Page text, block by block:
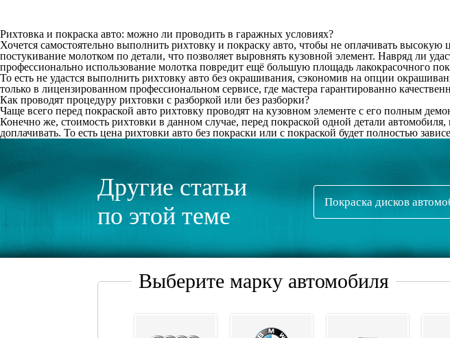
Рихтовка и покраска авто: можно ли проводить в гаражных условиях?
Хочется самостоятельно выполнить рихтовку и покраску авто, чтобы не оплачивать высокую
постукивание молотком по детали, что позволяет выровнять кузовной элемент. Навряд ли
профессионально использование молотка повредит ещё большую площадь лакокрасочного
То есть не удастся выполнить рихтовку авто без окрашивания, сэкономив на опции
только в лицензированном профессиональном сервисе, где мастера гарантированно
Как проводят процедуру рихтовки с разборкой или без разборки?
Чаще всего перед покраской авто рихтовку проводят на кузовном элементе с его полным
Конечно же, стоимость рихтовки в данном случае, перед покраской одной детали
доплачивать. То есть цена рихтовки авто без покраски или с покраской будет полностью
Другие статьи
по этой теме
Покраска дисков
Выберите марку автомобиля